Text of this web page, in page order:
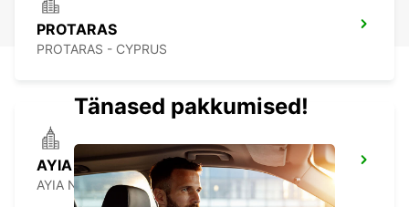
PROTARAS
PROTARAS - CYPRUS
AYIA NAPA
AYIA NAPA - CYPRUS
Tänased pakkumised!